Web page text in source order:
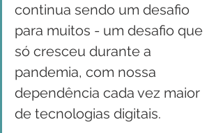
continua sendo um desafio
para muitos - um desafio que
só cresceu durante a
pandemia, com nossa
dependência cada vez maior
de tecnologias digitais.